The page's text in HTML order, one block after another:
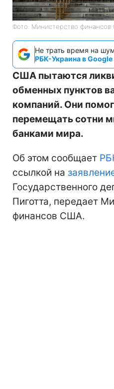
Фото: Министерство
Не трать время на
РБК-Украина в Google
США пытаются
обменных пунктов
компаний. Они
перемещать сотни
банками мира.
Об этом сообщает
ссылкой на
Государственного
Пиготта, передает
финансов США.